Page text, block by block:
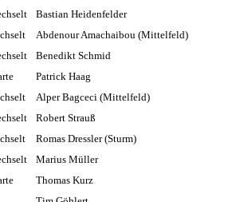
Bastian Heidenfelder
Abdenour Amachaibou (Mittelfeld)
Benedikt Schmid
Patrick Haag
Alper Bagceci (Mittelfeld)
Robert Strauß
Romas Dressler(Sturm)
Marius Müller
Thomas Kurz